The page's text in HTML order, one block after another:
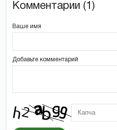
Комментарии (1)
Ваше имя
Добавьте комментарий